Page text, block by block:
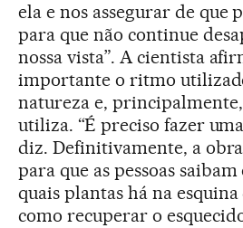
ela e nos assegurar de que
para que não continue
nossa vista”. A cientista
importante o ritmo
natureza e,
utiliza. “É preciso fazer
diz. Definitivamente, a
para que as pessoas saibam
quais plantas há na
como recuperar o